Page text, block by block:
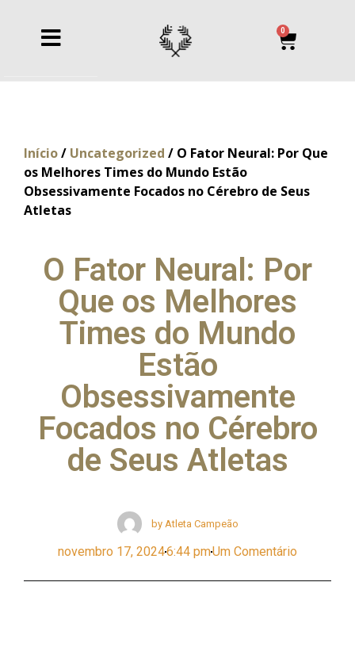
0
Início/ Uncategorized / O Fator Neural: Por Que
os Melhores Times do Mundo Estão
Obsessivamente Focados no Cérebro de Seus
Atletas
O Fator Neural: Por
Que os Melhores
Times do Mundo
Estão
Obsessivamente
Focados no Cérebro
de Seus Atletas
byAtleta Campeão
novembro 17, 20246:44 pmUm Comentário